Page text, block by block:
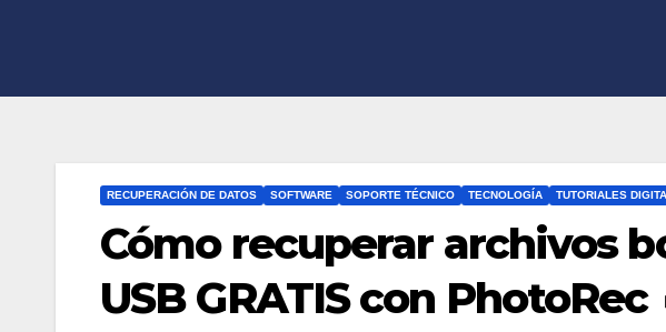
RECUPERACIÓN DE DATOS SOFTWARE SOPORTE TÉCNICO TECNOLOGÍA TUTORIALES
Cómo recuperar archivos
USB GRATIS con PhotoRec